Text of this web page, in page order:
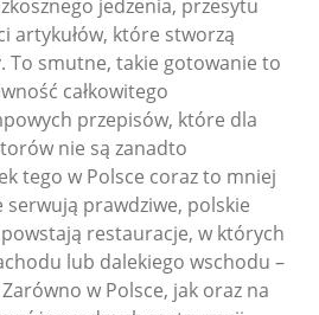
jedzenia, przesytu
artykułów, które stworzą
smutne, takie gotowanie to
całkowitego
przepisów, które dla
nie są zanadto
tego w Polsce coraz to mniej
prawdziwe, polskie
restauracje, w których
lub dalekiego wschodu –
w Polsce, jak oraz na